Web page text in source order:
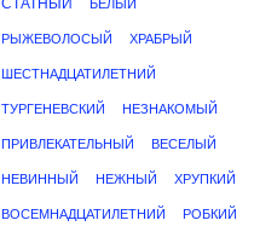
СТАТНЫЙ БЕЛЫЙ
РЫЖЕВОЛОСЫЙ ХРАБРЫЙ
ШЕСТНАДЦАТИЛЕТНИЙ
ТУРГЕНЕВСКИЙ НЕЗНАКОМЫЙ
ПРИВЛЕКАТЕЛЬНЫЙ ВЕСЕЛЫЙ
НЕВИННЫЙ НЕЖНЫЙ ХРУПКИЙ
ВОСЕМНАДЦАТИЛЕТНИЙ РОБКИЙ